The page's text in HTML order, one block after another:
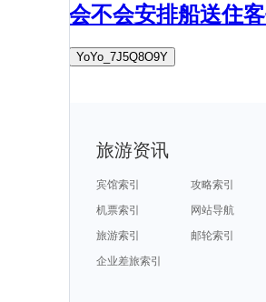
会不会安排船送住
YoYo_7J5Q8O9Y
旅游资讯
宾馆索引
攻略索引
机票索引
网站导航
旅游索引
邮轮索引
企业差旅索引